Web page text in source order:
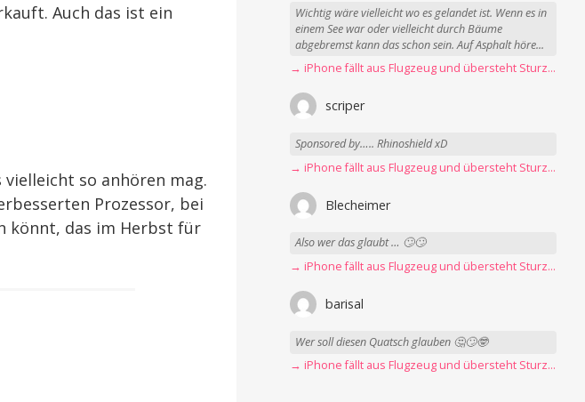
Auch das ist ein
vielleicht so anhören mag.
Prozessor, bei
könnt, das im Herbst für
Wichtig wäre vielleicht wo es gelandet ist. Wenn es in
einem See war oder vielleicht durch Bäume
abgebremst kann das schon sein. Auf Asphalt höre...
→ iPhone fällt aus Flugzeug und übersteht Sturz unbeschadet
scriper
Sponsored by….. Rhinoshield xD
→ iPhone fällt aus Flugzeug und übersteht Sturz unbeschadet
Blecheimer
Also wer das glaubt … 🙄🙄
→ iPhone fällt aus Flugzeug und übersteht Sturz unbeschadet
barisal
Wer soll diesen Quatsch glauben 🤔🙄🤓
→ iPhone fällt aus Flugzeug und übersteht Sturz unbeschadet